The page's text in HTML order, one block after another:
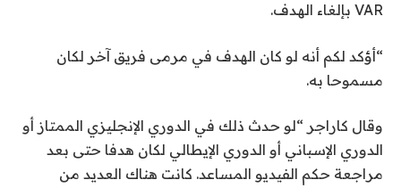
VAR بإلغاء الهدف.
“أؤكد لكم أنه لو كان الهدف في مرمى فريق آخر لكان
مسموحا به.
وقال كاراجر “لو حدث ذلك في الدوري الإنجليزي الممتاز أو
الدوري الإسباني أو الدوري الإيطالي لكان هدفا حتى بعد
مراجعة حكم الفيديو المساعد. كانت هناك العديد من